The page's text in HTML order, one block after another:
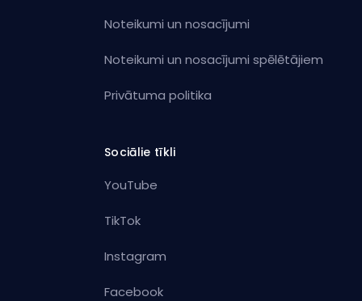
Noteikumi un nosacījumi
Noteikumi un nosacījumi spēlētājiem
Privātuma politika
Sociālie tīkli
YouTube
TikTok
Instagram
Facebook